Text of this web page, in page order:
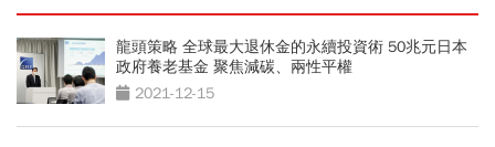
龍頭策略 全球最大退休金的永續投資術 50兆元日本
政府養老基金 聚焦減碳、兩性平權
2021-12-15